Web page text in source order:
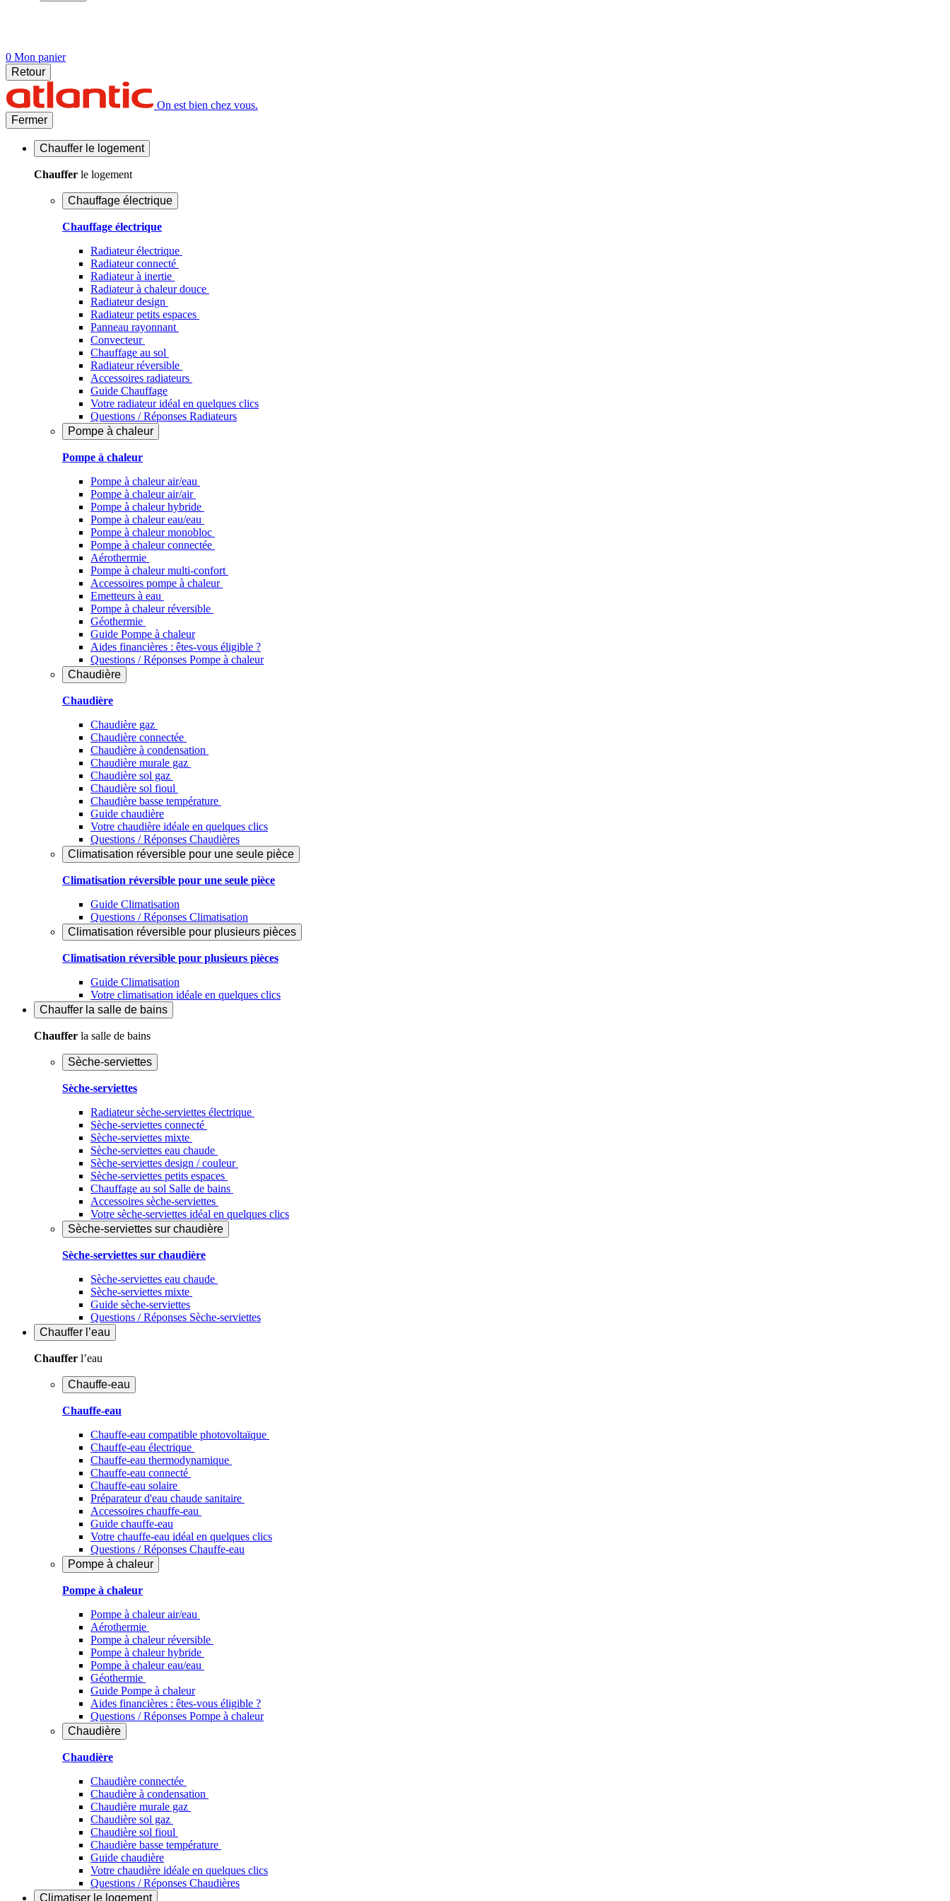
0 Mon panier
Retour
On est bien chez vous.
Fermer
Chauffer le logement
Chauffer le logement
Chauffage électrique
Chauffage électrique
Radiateur électrique
Radiateur connecté
Radiateur à inertie
Radiateur à chaleur douce
Radiateur design
Radiateur petits espaces
Panneau rayonnant
Convecteur
Chauffage au sol
Radiateur réversible
Accessoires radiateurs
Guide Chauffage
Votre radiateur idéal en quelques clics
Questions / Réponses Radiateurs
Pompe à chaleur
Pompe à chaleur
Pompe à chaleur air/eau
Pompe à chaleur air/air
Pompe à chaleur hybride
Pompe à chaleur​ eau/eau
Pompe à chaleur monobloc
Pompe à chaleur connectée
Aérothermie
Pompe à chaleur multi-confort
Accessoires pompe à chaleur
Emetteurs à eau
Pompe à chaleur réversible
Géothermie
Guide Pompe à chaleur
Aides financières : êtes-vous éligible ?
Questions / Réponses Pompe à chaleur
Chaudière
Chaudière
Chaudière gaz
Chaudière connectée
Chaudière à condensation
Chaudière murale gaz
Chaudière sol gaz
Chaudière sol fioul
Chaudière basse température
Guide chaudière
Votre chaudière idéale en quelques clics
Questions / Réponses Chaudières
Climatisation réversible pour une seule pièce
Climatisation réversible pour une seule pièce
Guide Climatisation
Questions / Réponses Climatisation
Climatisation réversible pour plusieurs pièces
Climatisation réversible pour plusieurs pièces
Guide Climatisation
Votre climatisation idéale en quelques clics
Chauffer la salle de bains
Chauffer la salle de bains
Sèche-serviettes
Sèche-serviettes
Radiateur sèche-serviettes électrique
Sèche-serviettes connecté
Sèche-serviettes mixte
Sèche-serviettes eau chaude
Sèche-serviettes design / couleur
Sèche-serviettes petits espaces
Chauffage au sol Salle de bains
Accessoires sèche-serviettes
Votre sèche-serviettes idéal en quelques clics
Sèche-serviettes sur chaudière
Sèche-serviettes sur chaudière
Sèche-serviettes eau chaude
Sèche-serviettes mixte
Guide sèche-serviettes
Questions / Réponses Sèche-serviettes
Chauffer l’eau
Chauffer l’eau
Chauffe-eau
Chauffe-eau
Chauffe-eau compatible photovoltaïque
Chauffe-eau électrique
Chauffe-eau thermodynamique
Chauffe-eau connecté
Chauffe-eau solaire
Préparateur d'eau chaude sanitaire
Accessoires chauffe-eau
Guide chauffe-eau
Votre chauffe-eau idéal en quelques clics
Questions / Réponses Chauffe-eau
Pompe à chaleur
Pompe à chaleur
Pompe à chaleur air/eau
Aérothermie
Pompe à chaleur réversible
Pompe à chaleur hybride
Pompe à chaleur​ eau/eau
Géothermie
Guide Pompe à chaleur
Aides financières : êtes-vous éligible ?
Questions / Réponses Pompe à chaleur
Chaudière
Chaudière
Chaudière connectée
Chaudière à condensation
Chaudière murale gaz
Chaudière sol gaz
Chaudière sol fioul
Chaudière basse température
Guide chaudière
Votre chaudière idéale en quelques clics
Questions / Réponses Chaudières
Climatiser le logement